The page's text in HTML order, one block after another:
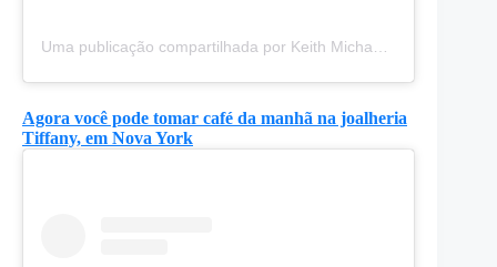
Uma publicação compartilhada por Keith Michael (@newyorkcitywild)
Agora você pode tomar café da manhã na joalheria
Tiffany, em Nova York